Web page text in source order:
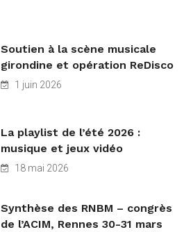
Soutien à la scène musicale
girondine et opération ReDisco
1 juin 2026
La playlist de l’été 2026 :
musique et jeux vidéo
18 mai 2026
Synthèse des RNBM – congrès
de l’ACIM, Rennes 30-31 mars